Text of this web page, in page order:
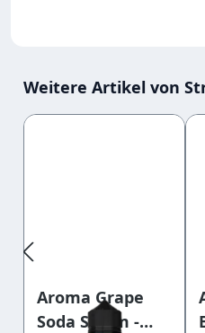
Weitere Artikel von
Produktgalerie
Aroma Grape
Soda Storm -